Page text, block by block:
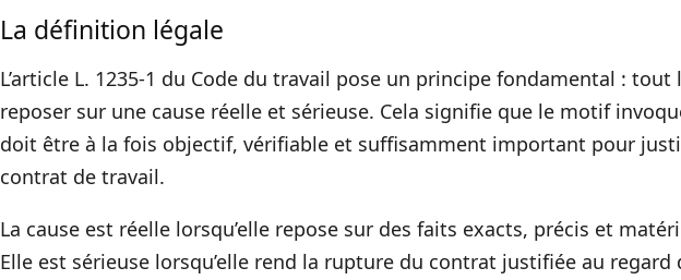
La définition légale
L’article L. 1235-1 du Code du travail pose un principe fondamental :
reposer sur une cause réelle et sérieuse. Cela signifie que le motif
doit être à la fois objectif, vérifiable et suffisamment important pour
contrat de travail.
La cause est réelle lorsqu’elle repose sur des faits exacts, précis et
Elle est sérieuse lorsqu’elle rend la rupture du contrat justifiée au